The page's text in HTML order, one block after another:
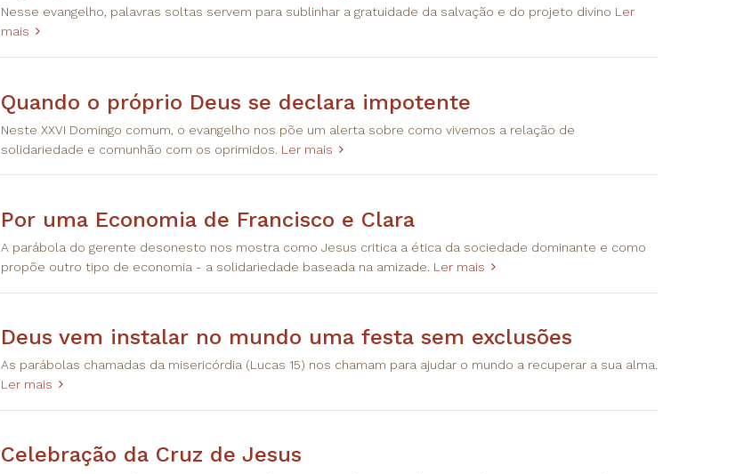
Nesse evangelho, palavras soltas servem para sublinhar a gratuidade da salvação e do projeto divino Ler
mais
Quando o próprio Deus se declara impotente
Neste XXVI Domingo comum, o evangelho nos põe um alerta sobre como vivemos a relação de
solidariedade e comunhão com os oprimidos. Ler mais
Por uma Economia de Francisco e Clara
A parábola do gerente desonesto nos mostra como Jesus critica a ética da sociedade dominante e como
propõe outro tipo de economia - a solidariedade baseada na amizade. Ler mais
Deus vem instalar no mundo uma festa sem exclusões
As parábolas chamadas da misericórdia (Lucas 15) nos chamam para ajudar o mundo a recuperar a sua alma.
Ler mais
Celebração da Cruz de Jesus